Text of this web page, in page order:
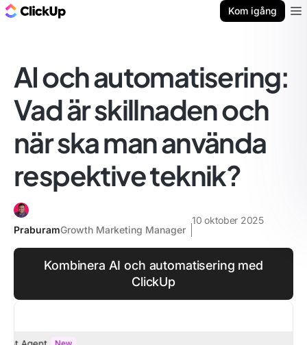
Kom igång
AI och automatisering:
Vad är skillnaden och
när ska man använda
respektive teknik?
PraburamGrowth Marketing Manager
10 oktober 2025
Kombinera AI och automatisering med
ClickUp